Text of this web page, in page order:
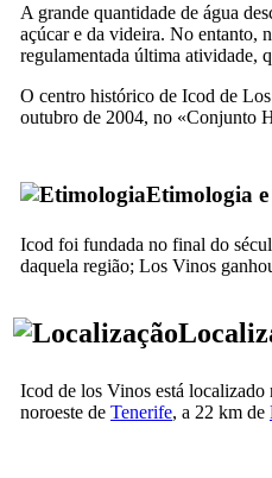
A grande quantidade de água
açúcar e da videira. No entanto,
regulamentada última atividade,
O centro histórico de Icod de
outubro de 2004, no «Conjunto
Etimologia
Icod foi fundada no final do
daquela região; Los Vinos
Icod de los Vinos está localizado
noroeste de Tenerife, a 22 km de